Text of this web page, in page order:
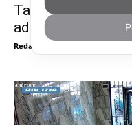
Taormina e
ad anziani: è la
RedazioneTn24